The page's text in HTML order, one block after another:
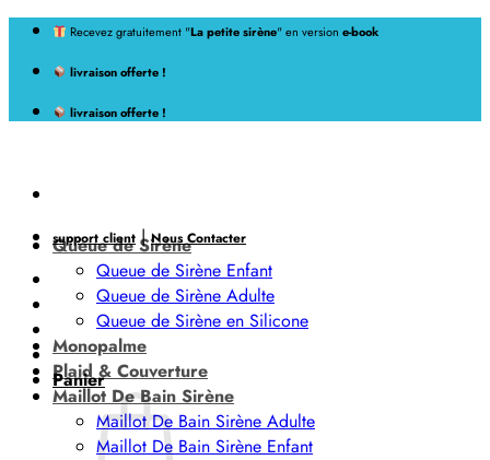
Passer
contenu
Recevez gratuitement "La petite sirène" en version e-book
livraison offerte !
livraison offerte !
support client |Nous Contacter
Panier
Queue de Sirène
Queue de Sirène Enfant
Queue de Sirène Adulte
Queue de Sirène en Silicone
Monopalme
Plaid & Couverture
Maillot De Bain Sirène
Maillot De Bain Sirène Adulte
Maillot De Bain Sirène Enfant